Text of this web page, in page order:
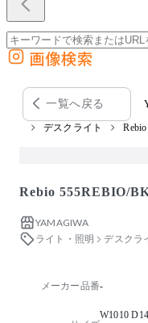
外部サイトの商品をカートに追加
他のサイトで見つけた商品ページの
画像検索
一覧へ戻る
デスクライト
Rebio 555REBIO/
YAMAGIWA
ライト・照明
デスクラ
メーカー品番-
W1010